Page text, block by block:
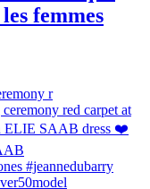
femmes
r